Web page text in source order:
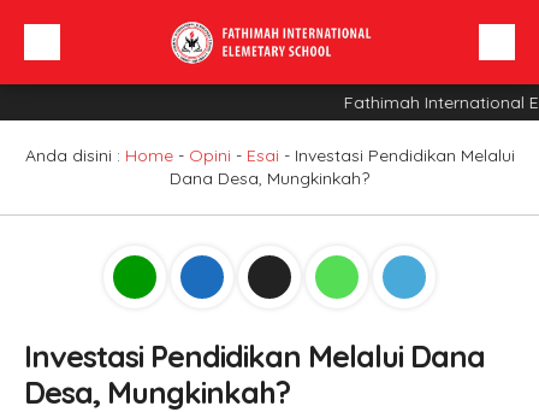
Profil Sekolah
Fathimah International
Anda disini : Home- Opini - Esai - Investasi Pendidikan Melalui
Dana Desa, Mungkinkah?
Investasi Pendidikan Melalui Dana
Desa, Mungkinkah?